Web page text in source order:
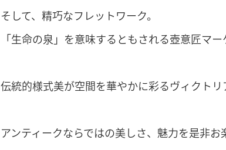
そして、精巧なフレットワーク。
「生命の泉」を意味するともされる壺意匠マ
伝統的様式美が空間を華やかに彩るヴィクトリ
アンティークならではの美しさ、魅力を是非お